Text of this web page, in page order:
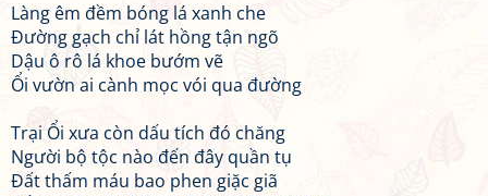
Làng êm đềm bóng lá xanh che
Đường gạch chỉ lát hồng tận ngõ
Dậu ô rô lá khoe bướm vẽ
Ổi vườn ai cành mọc vói qua đường
Trại Ổi xưa còn dấu tích đó chăng
Người bộ tộc nào đến đây quần tụ
Đất thấm máu bao phen giặc giã